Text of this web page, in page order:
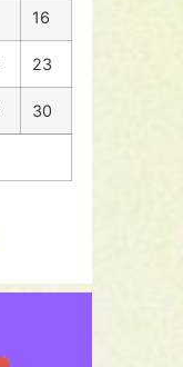
16
23
30